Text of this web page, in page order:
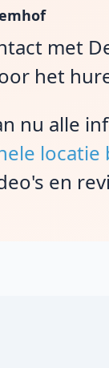
met
het
nu alle
locatie
en